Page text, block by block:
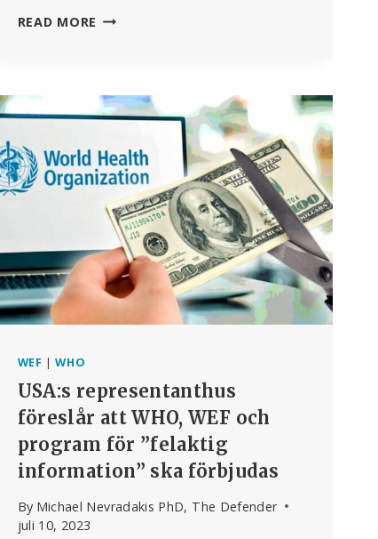
READ MORE SAMMANFATTNING
ID-
KORT
OVACCINERADE,
AI
PÅSKYNDAR
UTVECKLINGEN
AV
NYA
VACCIN
WEF |WHO
USA:s representanthus
föreslår att WHO, WEF och
program för ”felaktig
information” ska förbjudas
By Michael Nevradakis PhD, The Defender
juli 10, 2023